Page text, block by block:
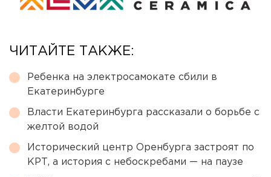
ЧИТАЙТЕ ТАКЖЕ:
Ребенка на электросамокате сбили в
Екатеринбурге
Власти Екатеринбурга рассказали о борьбе с
желтой водой
Исторический центр Оренбурга застроят по
КРТ, а история с небоскребами — на паузе